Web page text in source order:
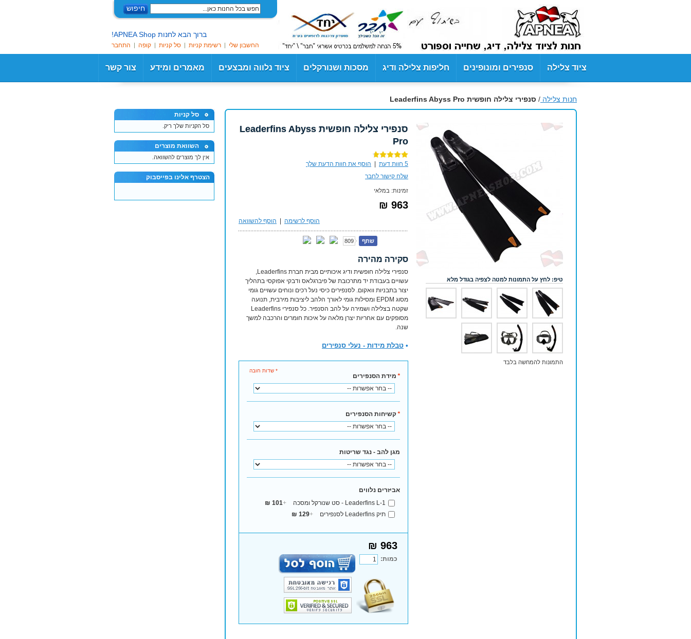
חיפוש
ברוך הבא לחנות APNEA Shop!
החשבון שלי רשימת קניות סל קניות קופה התחבר
ציוד צלילה סנפירים ומונופינים חליפות צלילה ודיג מסכות ושנורקלים ציוד נלווה ומבצעים מאמרים ומידע צור קשר
חנות צלילה / סנפירי צלילה חופשית Leaderfins Abyss Pro
סנפירי צלילה חופשית Leaderfins Abyss
Pro
5 חוות דעת
הוסף את חוות הדעת שלך
שלח קישור לחבר
זמינות: במלאי
963 ₪
הוסף לרשימה הוסף להשוואה
שתף 809
סקירה מהירה
סנפירי צלילה חופשית ודיג איכותיים מבית חברת Leaderfins,
עשויים בעבודת יד מתרכובת של פיברגלאס ודבקי אפוקסי בתהליך
יצור בתבניות וואקום. לסנפירים כיסי נעל רכים ונוחים עשויים גומי
מסוג EPDM ומסילות גומי לאורך הלהב ליציבות מירבית, תנועה
שקטה בצלילה ושמירה על להב הסנפיר. כל סנפירי Leaderfins
מסופקים עם אחריות יצרן מלאה על איכות חומרים והרכבה למשך
שנה.
• טבלת מידות - נעלי סנפירים
* מידת הסנפירים
*קשיחות הסנפירים
מגן להב - נגד שריטות
אביזרים נלווים
Leaderfins L-1 - סט שנורקל ומסכה
+
101 ₪
תיק Leaderfins לסנפירים
+
129 ₪
* שדות חובה
963 ₪
כמות:
טיפ: לחץ על התמונות למטה לצפיה בגודל מלא
התמונות להמחשה בלבד
סל קניות
סל הקניות שלך ריק.
השוואת מוצרים
אין לך מוצרים להשוואה.
הצטרף אלינו בפייסבוק